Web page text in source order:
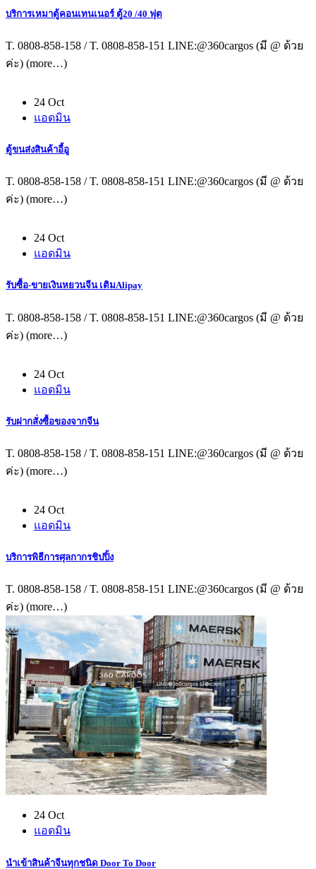
บริการเหมาตู้คอนเทนเนอร์ ตู้20 /40 ฟุต
T. 0808-858-158 / T. 0808-858-151 LINE:@360cargos (มี @ ด้วย
ค่ะ) (more…)
24 Oct
แอดมิน
ตู้ขนส่งสินค้าอี้อู
T. 0808-858-158 / T. 0808-858-151 LINE:@360cargos (มี @ ด้วย
ค่ะ) (more…)
24 Oct
แอดมิน
รับซื้อ-ขายเงินหยวนจีน เติมAlipay
T. 0808-858-158 / T. 0808-858-151 LINE:@360cargos (มี @ ด้วย
ค่ะ) (more…)
24 Oct
แอดมิน
รับฝากสั่งซื้อของจากจีน
T. 0808-858-158 / T. 0808-858-151 LINE:@360cargos (มี @ ด้วย
ค่ะ) (more…)
24 Oct
แอดมิน
บริการพิธีการศุลกากรชิปปิ้ง
T. 0808-858-158 / T. 0808-858-151 LINE:@360cargos (มี @ ด้วย
ค่ะ) (more…)
24 Oct
แอดมิน
นำเข้าสินค้าจีนทุกชนิด Door To Door